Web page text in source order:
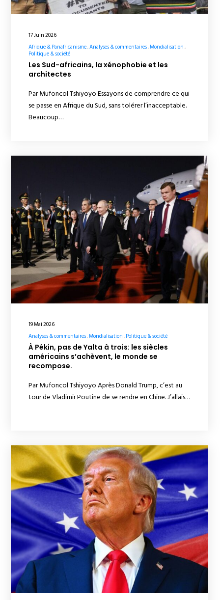
17 Juin 2026
Afrique & Panafricanisme Analyses & commentaires Mondialisation
Politique & société
Les Sud-africains, la xénophobie et les
architectes
Par Mufoncol Tshiyoyo Essayons de comprendre ce qui
se passe en Afrique du Sud, sans tolérer l’inacceptable.
Beaucoup…
19 Mai 2026
Analyses & commentaires Mondialisation Politique & société
À Pékin, pas de Yalta à trois: les siècles
américains s’achèvent, le monde se
recompose.
Par Mufoncol Tshiyoyo Après Donald Trump, c’est au
tour de Vladimir Poutine de se rendre en Chine. J’allais…